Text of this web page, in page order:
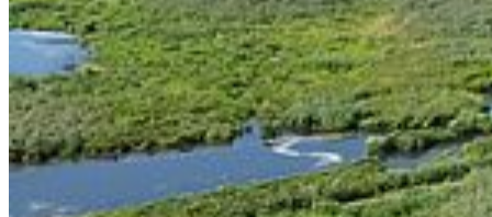
Instagram
LinkedIn
Facebook
YouTube
Mastodon
Bluesky
Uniapp